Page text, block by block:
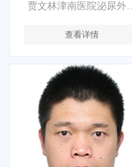
贾文林津南医院泌尿外科
医学硕士。擅长泌尿系结
微创手术；下尿路功能障
碍、女性压力性尿失禁的
诊断和治疗；尿动力学在
查看详情